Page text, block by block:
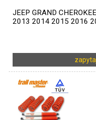
JEEP GRAND
2013 2014 2015 2016